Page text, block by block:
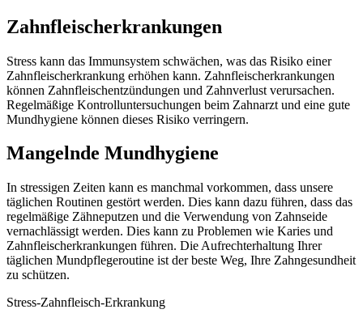
Zahnfleischerkrankungen
Stress kann das Immunsystem schwächen, was das Risiko einer
Zahnfleischerkrankung erhöhen kann. Zahnfleischerkrankungen
können Zahnfleischentzündungen und Zahnverlust verursachen.
Regelmäßige Kontrolluntersuchungen beim Zahnarzt und eine gute
Mundhygiene können dieses Risiko verringern.
Mangelnde Mundhygiene
In stressigen Zeiten kann es manchmal vorkommen, dass unsere
täglichen Routinen gestört werden. Dies kann dazu führen, dass das
regelmäßige Zähneputzen und die Verwendung von Zahnseide
vernachlässigt werden. Dies kann zu Problemen wie Karies und
Zahnfleischerkrankungen führen. Die Aufrechterhaltung Ihrer
täglichen Mundpflegeroutine ist der beste Weg, Ihre Zahngesundheit
zu schützen.
Stress-Zahnfleisch-Erkrankung